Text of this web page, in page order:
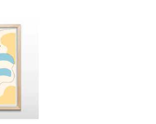
de